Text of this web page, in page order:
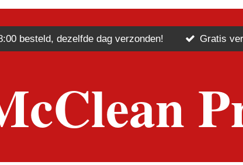
besteld, dezelfde dag verzonden! Gratis